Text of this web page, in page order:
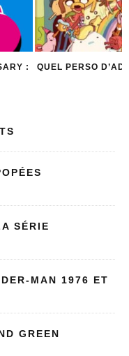
TIME ES-TU ?
SÉRIE
MAN 1976 ET
GREEN